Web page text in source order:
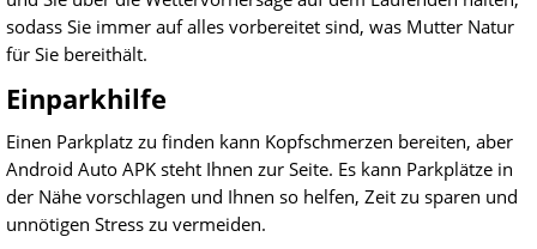
sodass Sie immer auf alles vorbereitet sind, was Mutter Natur
für Sie bereithält.
Einparkhilfe
Einen Parkplatz zu finden kann Kopfschmerzen bereiten, aber
Android Auto APK steht Ihnen zur Seite. Es kann Parkplätze in
der Nähe vorschlagen und Ihnen so helfen, Zeit zu sparen und
unnötigen Stress zu vermeiden.